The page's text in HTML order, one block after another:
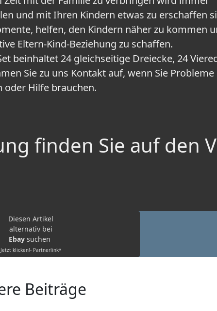
und mit Ihren Kindern etwas zu erschaffen
helfen, den Kindern näher zu kommen
Eltern-Kind-Beziehung zu schaffen.
beinhaltet 24 gleichseitige Dreiecke, 24
Sie zu uns Kontakt auf, wenn Sie Probleme
oder Hilfe brauchen.
finden Sie auf den
Diesen Artikel
alternativ bei
Ebay suchen
Jetzt klicken!- Partnerlink*
Beiträge